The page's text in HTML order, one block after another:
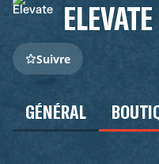
ELEVATE
Suivre
GÉNÉRAL